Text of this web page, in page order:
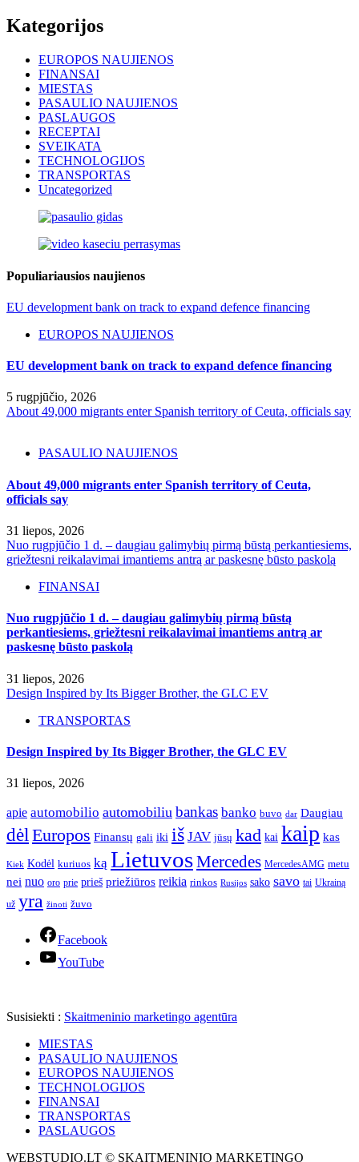
Kategorijos
EUROPOS NAUJIENOS
FINANSAI
MIESTAS
PASAULIO NAUJIENOS
PASLAUGOS
RECEPTAI
SVEIKATA
TECHNOLOGIJOS
TRANSPORTAS
Uncategorized
Populiariausios naujienos
EU development bank on track to expand defence financing
EUROPOS NAUJIENOS
EU development bank on track to expand defence financing
5 rugpjūčio, 2026
About 49,000 migrants enter Spanish territory of Ceuta, officials say
PASAULIO NAUJIENOS
About 49,000 migrants enter Spanish territory of Ceuta,
officials say
31 liepos, 2026
Nuo rugpjūčio 1 d. – daugiau galimybių pirmą būstą perkantiesiems,
griežtesni reikalavimai imantiems antrą ar paskesnę būsto paskolą
FINANSAI
Nuo rugpjūčio 1 d. – daugiau galimybių pirmą būstą
perkantiesiems, griežtesni reikalavimai imantiems antrą ar
paskesnę būsto paskolą
31 liepos, 2026
Design Inspired by Its Bigger Brother, the GLC EV
TRANSPORTAS
Design Inspired by Its Bigger Brother, the GLC EV
31 liepos, 2026
apie automobilio automobiliu bankas banko buvo dar Daugiau
dėl Europos Finansų gali iki iš JAV jūsų kad kai kaip kas
Kiek Kodėl kuriuos ką LietuvosMercedes MercedesAMG metu
nei nuo oro prie prieš priežiūros reikia rinkos Rusijos sako savo tai Ukrainą
už yra žinoti žuvo
Facebook
YouTube
Susisiekti : Skaitmeninio marketingo agentūra
MIESTAS
PASAULIO NAUJIENOS
EUROPOS NAUJIENOS
TECHNOLOGIJOS
FINANSAI
TRANSPORTAS
PASLAUGOS
WEBSTUDIO.LT © SKAITMENINIO MARKETINGO